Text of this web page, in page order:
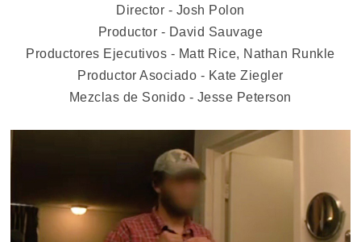
Director - Josh Polon
Productor - David Sauvage
Productores Ejecutivos - Matt Rice, Nathan Runkle
Productor Asociado - Kate Ziegler
Mezclas de Sonido - Jesse Peterson